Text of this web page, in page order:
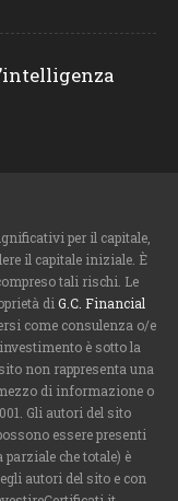
per il capitale,
il capitale iniziale. È
tali rischi. Le
di G.C. Financial
come consulenza o/e
è sotto la
non rappresenta una
di informazione o
Gli autori del sito
essere presenti
che totale) è
autori del sito e con